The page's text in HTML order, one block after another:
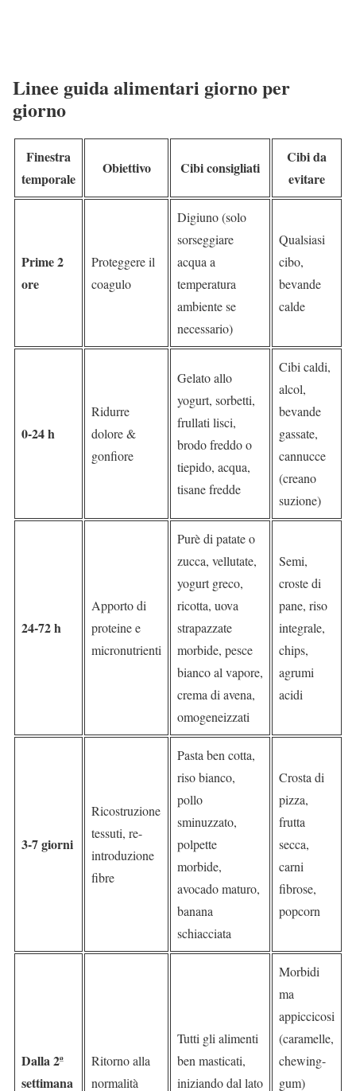
Linee guida alimentari giorno per
giorno
Finestra
temporale
Obiettivo Cibi consigliati
Cibi da
evitare
Prime 2
ore
Proteggere il
coagulo
Digiuno (solo
sorseggiare
acqua a
temperatura
ambiente se
necessario)
Qualsiasi
cibo,
bevande
calde
0-24 h
Ridurre
dolore &
gonfiore
Gelato allo
yogurt, sorbetti,
frullati lisci,
brodo freddo o
tiepido, acqua,
tisane fredde
Cibi caldi,
alcol,
bevande
gassate,
cannucce
(creano
suzione)
24-72 h
Apporto di
proteine e
micronutrienti
Purè di patate o
zucca, vellutate,
yogurt greco,
ricotta, uova
strapazzate
morbide, pesce
bianco al vapore,
crema di avena,
omogeneizzati
Semi,
croste di
pane, riso
integrale,
chips,
agrumi
acidi
3-7 giorni
Ricostruzione
tessuti, re-
introduzione
fibre
Pasta ben cotta,
riso bianco,
pollo
sminuzzato,
polpette
morbide,
avocado maturo,
banana
schiacciata
Crosta di
pizza,
frutta
secca,
carni
fibrose,
popcorn
Dalla 2ª
settimana
Ritorno alla
normalità
Tutti gli alimenti
ben masticati,
iniziando dal lato
Morbidi
ma
appiccicosi
(caramelle,
chewing-
gum)